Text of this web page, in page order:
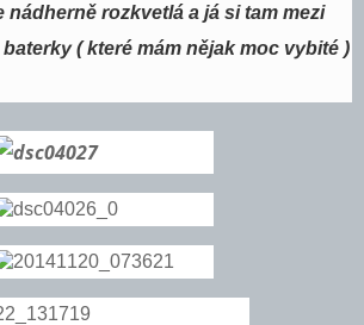
nádherně rozkvetlá a já si tam mezi
( které mám nějak moc vybité )